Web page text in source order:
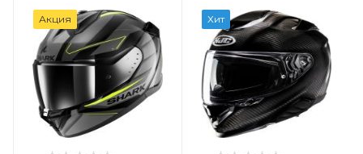
Акция Хит